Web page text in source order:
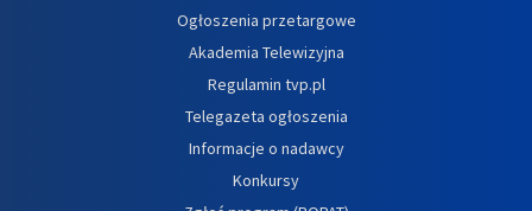
Ogłoszenia przetargowe
Akademia Telewizyjna
Regulamin tvp.pl
Telegazeta ogłoszenia
Informacje o nadawcy
Konkursy